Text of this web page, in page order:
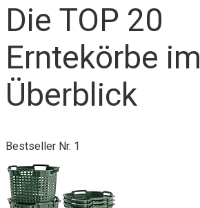
Die TOP 20
Erntekörbe im
Überblick
Bestseller Nr. 1